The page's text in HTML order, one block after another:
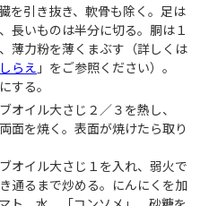
を引き抜き、軟骨も除く。足は
長いものは半分に切る。胴は１
薄力粉を薄くまぶす（詳しくは
らえ 」をご参照ください）。
にする。
オイル大さじ２／３を熱し、
面を焼く。表面が焼けたら取り
オイル大さじ１を入れ、弱火で
通るまで炒める。にんにくを加